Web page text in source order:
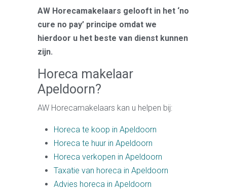
AW Horecamakelaars gelooft in het ‘no
cure no pay’ principe omdat we
hierdoor u het beste van dienst kunnen
zijn.
Horeca makelaar
Apeldoorn?
AW Horecamakelaars kan u helpen bij:
Horeca te koop in Apeldoorn
Horeca te huur in Apeldoorn
Horeca verkopen in Apeldoorn
Taxatie van horeca in Apeldoorn
Advies horeca in Apeldoorn